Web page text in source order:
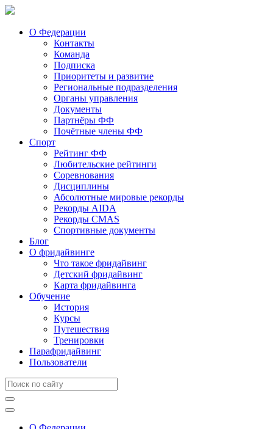
О Федерации
Контакты
Команда
Подписка
Приоритеты и развитие
Региональные подразделения
Органы управления
Документы
Партнёры ФФ
Почётные члены ФФ
Спорт
Рейтинг ФФ
Любительские рейтинги
Соревнования
Дисциплины
Абсолютные мировые рекорды
Рекорды AIDA
Рекорды CMAS
Спортивные документы
Блог
О фридайвинге
Что такое фридайвинг
Детский фридайвинг
Карта фридайвинга
Обучение
История
Курсы
Путешествия
Тренировки
Парафридайвинг
Пользователи